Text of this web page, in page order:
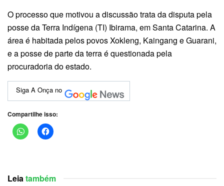
O processo que motivou a discussão trata da disputa pela
posse da Terra Indígena (TI) Ibirama, em Santa Catarina. A
área é habitada pelos povos Xokleng, Kaingang e Guarani,
e a posse de parte da terra é questionada pela
procuradoria do estado.
Siga A Onça no
Compartilhe isso:
Leia também